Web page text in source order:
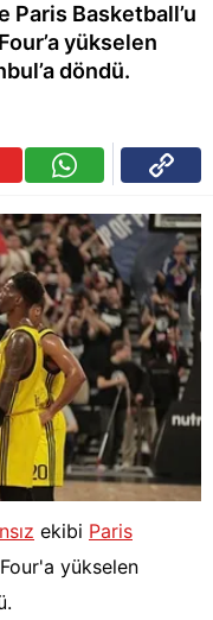
Basketball’u
yükselen
döndü.
ekibi Paris
yükselen